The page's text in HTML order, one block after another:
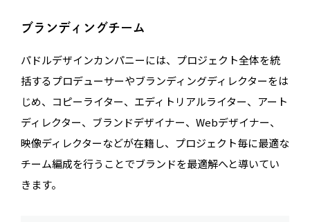
ブランディングチーム
パドルデザインカンパニーには、プロジェクト全体を統
括するプロデューサーやブランディングディレクターをは
じめ、コピーライター、エディトリアルライター、アート
ディレクター、ブランドデザイナー、Webデザイナー、
映像ディレクターなどが在籍し、プロジェクト毎に最適な
チーム編成を行うことでブランドを最適解へと導いてい
きます。